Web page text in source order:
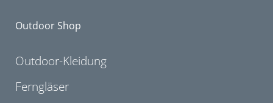
Outdoor Shop
Outdoor-Kleidung
Ferngläser